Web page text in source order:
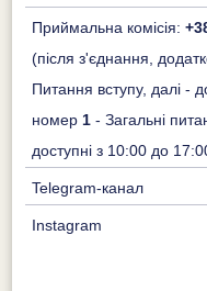
Приймальна комісія:
(після з'єднання,
Питання вступу, далі -
номер 1 - Загальні
доступні з 10:00 до
Telegram-канал
Instagram